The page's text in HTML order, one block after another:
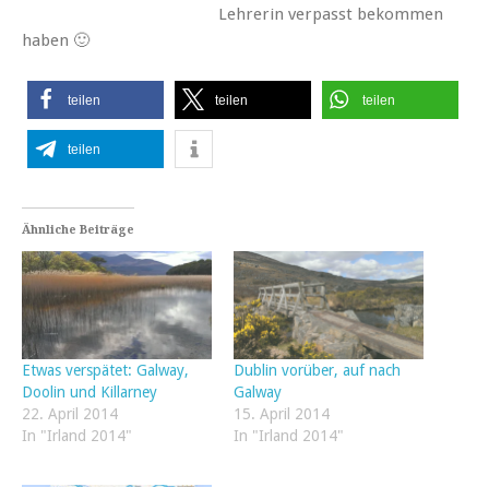
Lehrerin verpasst bekommen
haben 🙂
teilen teilen teilen
teilen
Ähnliche Beiträge
Etwas verspätet: Galway,
Doolin und Killarney
22. April 2014
In "Irland 2014"
Dublin vorüber, auf nach
Galway
15. April 2014
In "Irland 2014"